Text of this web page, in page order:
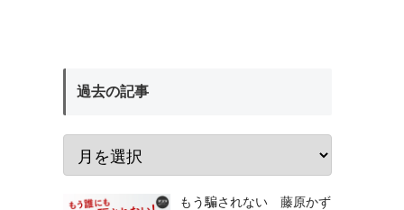
過去の記事
もう騙されない 藤原かず